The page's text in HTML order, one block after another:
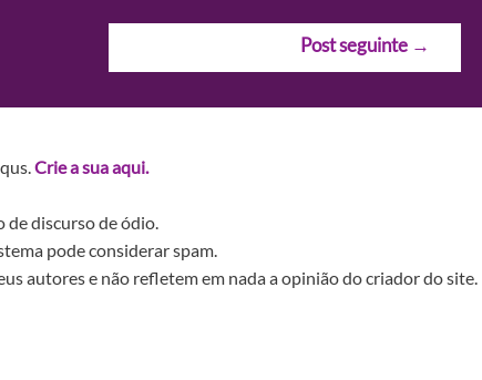
Post seguinte →
Crie a sua aqui.
discurso de ódio.
pode considerar spam.
autores e não refletem em nada a opinião do criador do site.